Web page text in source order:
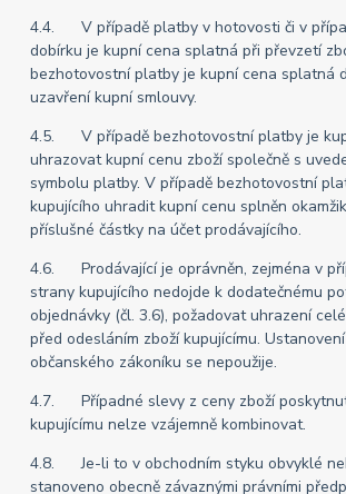
4.4. V případě platby v hotovosti či v
dobírku je kupní cena splatná při převzetí
bezhotovostní platby je kupní cena splatná
uzavření kupní smlouvy.
4.5. V případě bezhotovostní platby je
uhrazovat kupní cenu zboží společně s
symbolu platby. V případě bezhotovostní
kupujícího uhradit kupní cenu splněn
příslušné částky na účet prodávajícího.
4.6. Prodávající je oprávněn, zejména v
strany kupujícího nedojde k dodatečnému
objednávky (čl. 3.6), požadovat uhrazení
před odesláním zboží kupujícímu.
občanského zákoníku se nepoužije.
4.7. Případné slevy z ceny zboží
kupujícímu nelze vzájemně kombinovat.
4.8. Je-li to v obchodním styku obvyklé
stanoveno obecně závaznými právními